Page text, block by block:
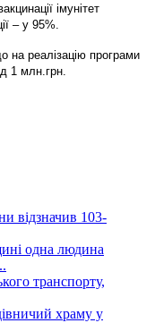
імунітет
– у 95%.
на реалізацію програми
1 млн.грн.
відзначив 103-
одна людина
транспорту,
храму у